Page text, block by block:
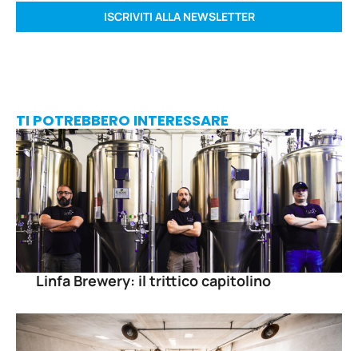
ISCRIVITI ALLA NEWSLETTER
TI POTREBBERO INTERESSARE
Linfa Brewery: il trittico capitolino